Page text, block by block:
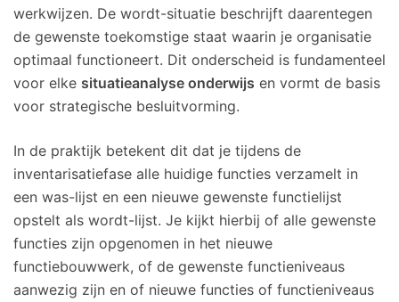
werkwijzen. De wordt-situatie beschrijft daarentegen
de gewenste toekomstige staat waarin je organisatie
optimaal functioneert. Dit onderscheid is fundamenteel
voor elke situatieanalyse onderwijs en vormt de basis
voor strategische besluitvorming.
In de praktijk betekent dit dat je tijdens de
inventarisatiefase alle huidige functies verzamelt in
een was-lijst en een nieuwe gewenste functielijst
opstelt als wordt-lijst. Je kijkt hierbij of alle gewenste
functies zijn opgenomen in het nieuwe
functiebouwwerk, of de gewenste functieniveaus
aanwezig zijn en of nieuwe functies of functieniveaus